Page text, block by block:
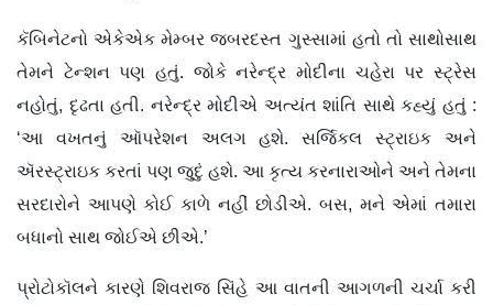
કૅબિનેટનો એકેએક મેમ્બર જબરદસ્ત ગુસ્સામાં હતો તો સાથોસાથ
તેમને ટેન્શન પણ હતું. જોકે નરેન્દ્ર મોદીના ચહેરા પર સ્ટ્રેસ
નહોતું, દૃઢતા હતી. નરેન્દ્ર મોદીએ અત્યંત શાંતિ સાથે કહ્યું હતું :
‘આ વખતનું ઑપરેશન અલગ હશે. સર્જિકલ સ્ટ્રાઇક અને
ઍરસ્ટ્રાઇક કરતાં પણ જુદું હશે. આ કૃત્ય કરનારાઓને અને તેમના
સરદારોને આપણે કોઈ કાળે નહીં છોડીએ. બસ, મને એમાં તમારા
બધાનો સાથ જોઈએ છીએ.’
પ્રોટોકૉલને કારણે શિવરાજ સિંહે આ વાતની આગળની ચર્ચા કરી